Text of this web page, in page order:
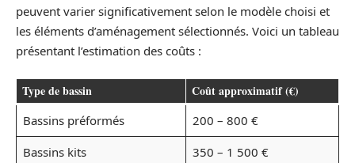
peuvent varier significativement selon le modèle choisi et
les éléments d’aménagement sélectionnés. Voici un tableau
présentant l’estimation des coûts :
Type de bassin Coût approximatif (€)
Bassins préformés
200 – 800 €
Bassins kits
350 – 1 500 €